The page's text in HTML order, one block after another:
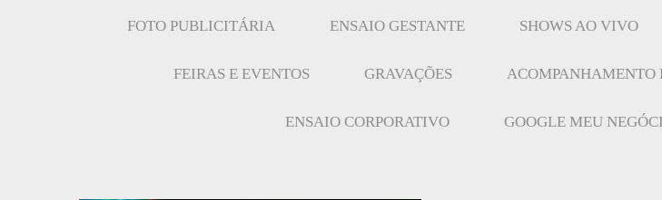
FOTO PUBLICITÁRIA ENSAIO GESTANTE SHOWS AO VIVO
FEIRAS E EVENTOS GRAVAÇÕES ACOMPANHAMENTO
ENSAIO CORPORATIVO GOOGLE MEU